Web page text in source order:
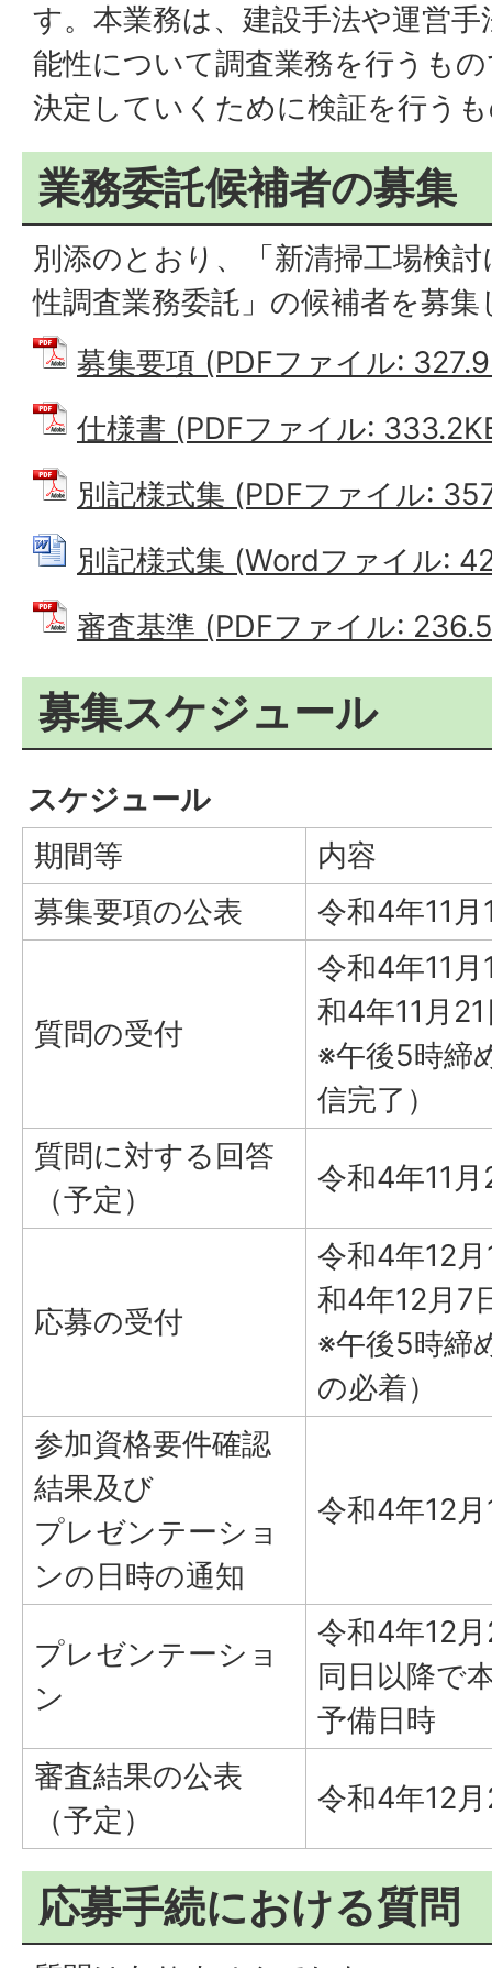
す。本業務は、建設手法や運営
能性について調査業務を行うも
決定していくために検証を行う
業務委託候補者の募集
別添のとおり、「新清掃工場検
性調査業務委託」の候補者を募集
募集要項 (PDFファイル:
仕様書 (PDFファイル:
別記様式集 (PDFファイル:
別記様式集 (Wordファイル:
審査基準 (PDFファイル:
募集スケジュール
スケジュール
期間等
内容
募集要項の公表
令和4年11
質問の受付
令和4年11
和4年11月
※午後5時締
信完了）
質問に対する回答
（予定）
令和4年11
応募の受付
令和4年12
和4年12月7
※午後5時締
の必着）
参加資格要件確認
結果及び
プレゼンテーショ
ンの日時の通知
令和4年12
プレゼンテーショ
ン
令和4年12
同日以降で
予備日時
審査結果の公表
（予定）
令和4年12
応募手続における質問